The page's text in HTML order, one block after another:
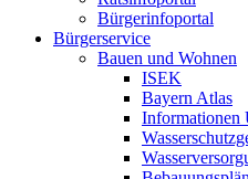
Bürgerinfoportal
Bürgerservice
Bauen und Wohnen
ISEK
Bayern Atlas
Informationen